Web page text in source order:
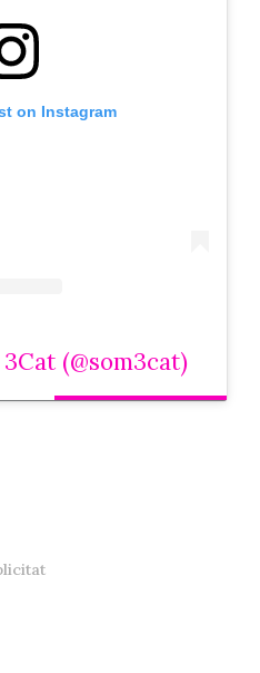
on Instagram
(@som3cat)